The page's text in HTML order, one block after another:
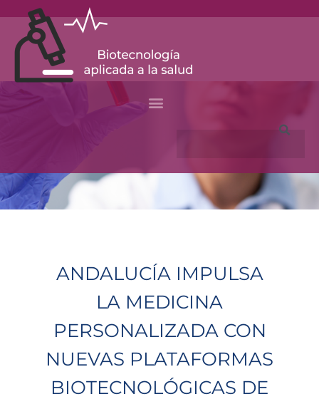
content
Search
ANDALUCÍA IMPULSA
LA MEDICINA
PERSONALIZADA CON
NUEVAS PLATAFORMAS
BIOTECNOLÓGICAS DE